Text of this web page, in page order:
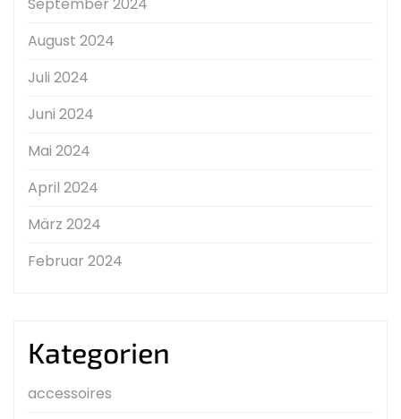
September 2024
August 2024
Juli 2024
Juni 2024
Mai 2024
April 2024
März 2024
Februar 2024
Kategorien
accessoires